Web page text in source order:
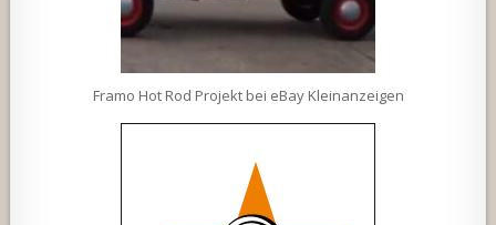
Framo Hot Rod Projekt bei eBay Kleinanzeigen